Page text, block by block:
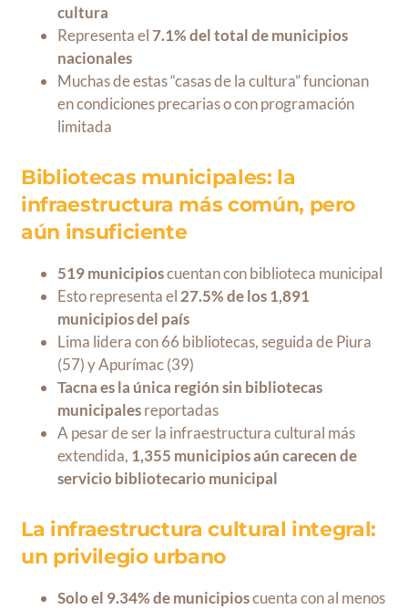
cultura
Representa el7.1% del total de municipios
nacionales
Muchas de estas “casas de la cultura” funcionan
en condiciones precarias o con programación
limitada
Bibliotecas municipales: la
infraestructura más común, pero
aún insuficiente
519 municipioscuentan con biblioteca municipal
Esto representa el 27.5% de los 1,891
municipios del país
Lima lidera con 66 bibliotecas, seguida de Piura
(57) y Apurímac (39)
Tacna es la única región sin bibliotecas
municipalesreportadas
A pesar de ser la infraestructura cultural más
extendida, 1,355 municipios aún carecen de
servicio bibliotecario municipal
La infraestructura cultural integral:
un privilegio urbano
Solo el 9.34% de municipioscuenta con al menos